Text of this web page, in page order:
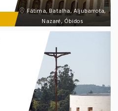
Fátima, Batalha, Aljubarrota,
Nazaré, Óbidos